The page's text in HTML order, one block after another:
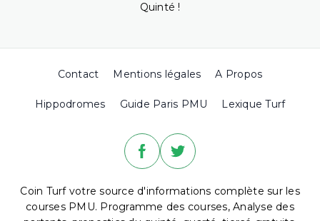
Quinté !
Contact Mentions légales A Propos
Hippodromes Guide Paris PMU Lexique Turf
Coin Turf votre source d'informations complète sur les
courses PMU. Programme des courses, Analyse des